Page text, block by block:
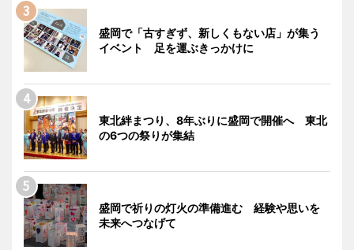
盛岡で「古すぎず、新しくもない店」が集う
イベント 足を運ぶきっかけに
東北絆まつり、8年ぶりに盛岡で開催へ 東北
の6つの祭りが集結
盛岡で祈りの灯火の準備進む 経験や思いを
未来へつなげて